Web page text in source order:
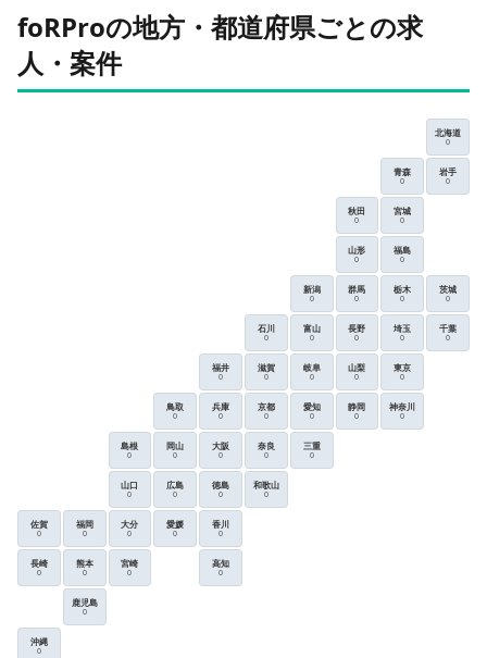
foRProの地方・都道府県ごとの求
人・案件
北海道
0
青森
0
岩手
0
秋田
0
宮城
0
山形
0
福島
0
新潟
0
群馬
0
栃木
0
茨城
0
石川
0
富山
0
長野
0
埼玉
0
千葉
0
福井
0
滋賀
0
岐阜
0
山梨
0
東京
0
鳥取
0
兵庫
0
京都
0
愛知
0
静岡
0
神奈川
0
島根
0
岡山
0
大阪
0
奈良
0
三重
0
山口
0
広島
0
徳島
0
和歌山
0
愛媛
0
香川
0
大分
0
佐賀
0
福岡
0
高知
0
長崎
0
熊本
0
宮崎
0
鹿児島
0
沖縄
0